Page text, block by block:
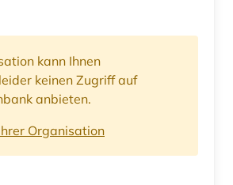
kann Ihnen
keinen Zugriff auf
anbieten.
Organisation